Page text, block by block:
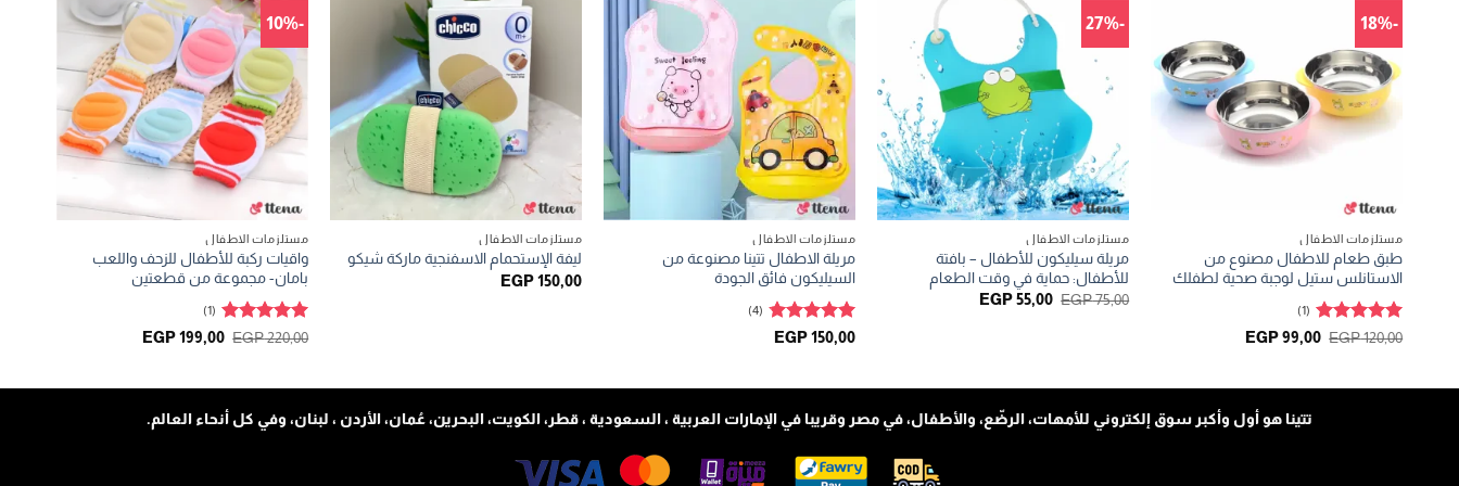
-18%
مستلزمات الاطفال
طبق طعام للاطفال مصنوع من
الاستانلس ستيل لوجبة صحية لطفلك
تم التقييم
(1)
EGP120,00
السعر EGP99,00
-27%
مستلزمات الاطفال
مريلة سيليكون للأطفال – بافتة
للأطفال: حماية في وقت الطعام
EGP75,00
السعرEGP55,00
مستلزمات الاطفال
مريلة الاطفال تتينا مصنوعة من
السيليكون فائق الجودة
تم التقييم
(4)
EGP150,00
مستلزمات الاطفال
ليفة الإستحمام الاسفنجية ماركة شيكو
EGP150,00
-10%
مستلزمات الاطفال
واقيات ركبة للأطفال للزحف واللعب
بامان- مجموعة من قطعتين
تم التقييم
(1)
EGP220,00
السعر
EGP199,00
تتينا هو أول وأكبر سوق إلكتروني للأمهات، الرضّع، والأطفال، في مصر وقريبا في الإمارات العربية ، السعودية ، قطر، الكويت، البحرين، عُمان، الأردن ، لبنان، وفي كل أنحاء العالم.